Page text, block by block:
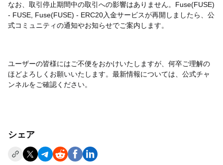
なお、取引停止期間中の取引への影響はありません。Fuse(FUSE)
- FUSE, Fuse(FUSE) - ERC20入金サービスが再開しましたら、公
式コミュニティの通知やお知らせでご案内します。
ユーザーの皆様にはご不便をおかけいたしますが、何卒ご理解の
ほどよろしくお願いいたします。最新情報については、公式チャ
ンネルをご確認ください。
シェア